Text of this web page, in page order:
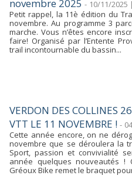
novembre 2025 - 10/11/2025
Petit rappel, la 11è édition du
novembre. Au programme 3
marche. Vous n’êtes encore
faire! Organisé par l’Entente
trail incontournable du bassin...
VERDON DES COLLINES
VTT LE 11 NOVEMBRE ! -
Cette année encore, on ne
novembre que se déroulera la
Sport, passion et convivialité
année quelques nouveautés !
Gréoux Bike remet le braquet